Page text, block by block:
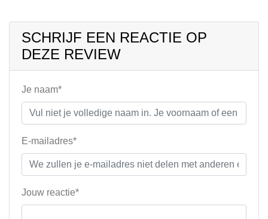
SCHRIJF EEN REACTIE OP
DEZE REVIEW
Je naam*
E-mailadres*
Jouw reactie*